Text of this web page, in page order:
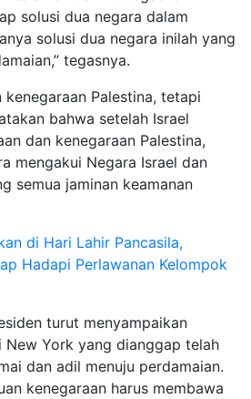
solusi dua negara dalam
solusi dua negara inilah yang
tegasnya.
kenegaraan Palestina, tetapi
bahwa setelah Israel
dan kenegaraan Palestina,
mengakui Negara Israel dan
semua jaminan keamanan
di Hari Lahir Pancasila,
Hadapi Perlawanan Kelompok
turut menyampaikan
New York yang dianggap telah
dan adil menuju perdamaian.
kenegaraan harus membawa